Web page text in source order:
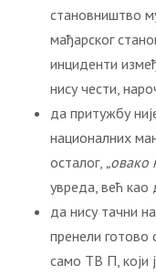
становништво
мађарског
инциденти
нису чести,
да притужбу
националних
осталог, „овако
увреда, већ као
да нису тачни
пренели готово
само ТВ П, који